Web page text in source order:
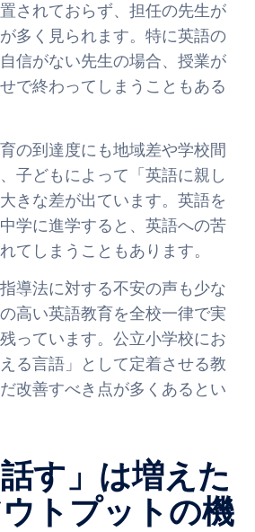
されておらず、担任の先生が
多く見られます。特に英語の
信がない先生の場合、授業が
で終わってしまうこともある
の到達度にも地域差や学校間
子どもによって「英語に親し
きな差が出ています。英語を
学に進学すると、英語への苦
てしまうこともあります。
導法に対する不安の声も少な
高い英語教育を全校一律で実
っています。公立小学校にお
る言語」として定着させる教
改善すべき点が多くあるとい
話す」は増えた
トプットの機